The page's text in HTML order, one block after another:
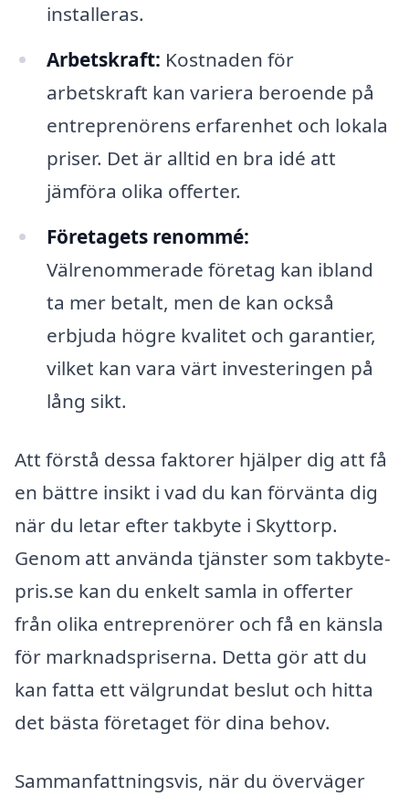
installeras.
Arbetskraft: Kostnaden för
arbetskraft kan variera beroende på
entreprenörens erfarenhet och lokala
priser. Det är alltid en bra idé att
jämföra olika offerter.
Företagets renommé:
Välrenommerade företag kan ibland
ta mer betalt, men de kan också
erbjuda högre kvalitet och garantier,
vilket kan vara värt investeringen på
lång sikt.
Att förstå dessa faktorer hjälper dig att få
en bättre insikt i vad du kan förvänta dig
när du letar efter takbyte i Skyttorp.
Genom att använda tjänster som takbyte-
pris.se kan du enkelt samla in offerter
från olika entreprenörer och få en känsla
för marknadspriserna. Detta gör att du
kan fatta ett välgrundat beslut och hitta
det bästa företaget för dina behov.
Sammanfattningsvis, när du överväger